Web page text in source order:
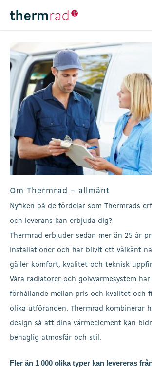
Om Thermrad – allmänt
Nyfiken på de fördelar som Thermrads
och leverans kan erbjuda dig?
Thermrad erbjuder sedan mer än 25 år
installationer och har blivit ett välkänt
gäller komfort, kvalitet och teknisk
Våra radiatorer och golvvärmesystem
förhållande mellan pris och kvalitet och
olika utföranden. Thermrad kombinerar
design så att dina värmeelement kan
behaglig atmosfär och stil.
Fler än 1 000 olika typer kan levereras